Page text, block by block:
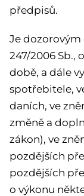
předpisů.
Je
247/2006 Sb.,
době, a dále
spotřebitele,
daních, ve
změně a
zákon), ve
pozdějších
pozdějších
o výkonu